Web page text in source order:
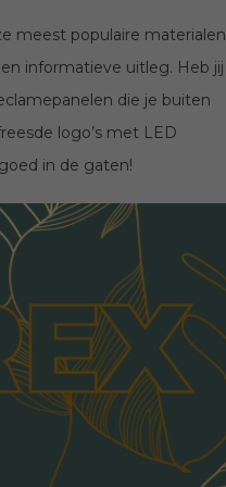
meest populaire materialen
informatieve uitleg. Heb jij
die je buiten
logo’s met LED
in de gaten!